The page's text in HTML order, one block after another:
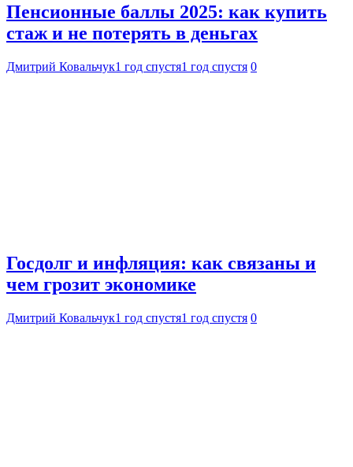
Пенсионные баллы 2025: как купить
стаж и не потерять в деньгах
Дмитрий Ковальчук1 год спустя1 год спустя 0
Госдолг и инфляция: как связаны и
чем грозит экономике
Дмитрий Ковальчук1 год спустя1 год спустя 0